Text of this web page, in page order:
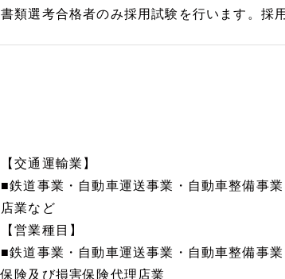
書類選考合格者のみ採用試験を行います。採
【交通運輸業】
■鉄道事業・自動車運送事業・自動車整備事
店業など
【営業種目】
■鉄道事業・自動車運送事業・自動車整備事
保険及び損害保険代理店業